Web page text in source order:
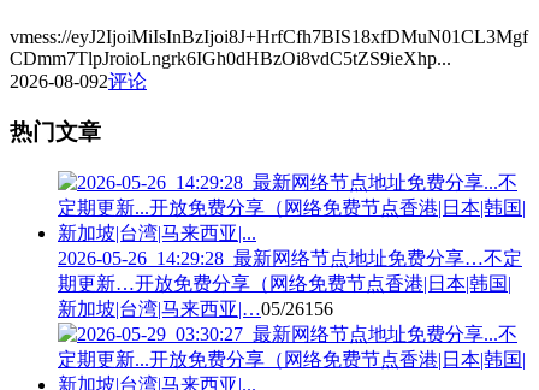
vmess://eyJ2IjoiMiIsInBzIjoi8J+HrfCfh7BIS18xfDMuN01CL3Mgf
CDmm7TlpJroioLngrk6IGh0dHBzOi8vdC5tZS9ieXhp...
2026-08-092评论
热门文章
2026-05-26_14:29:28_最新网络节点地址免费分享…不定
期更新…开放免费分享（网络免费节点香港|日本|韩国|
新加坡|台湾|马来西亚|…05/26156